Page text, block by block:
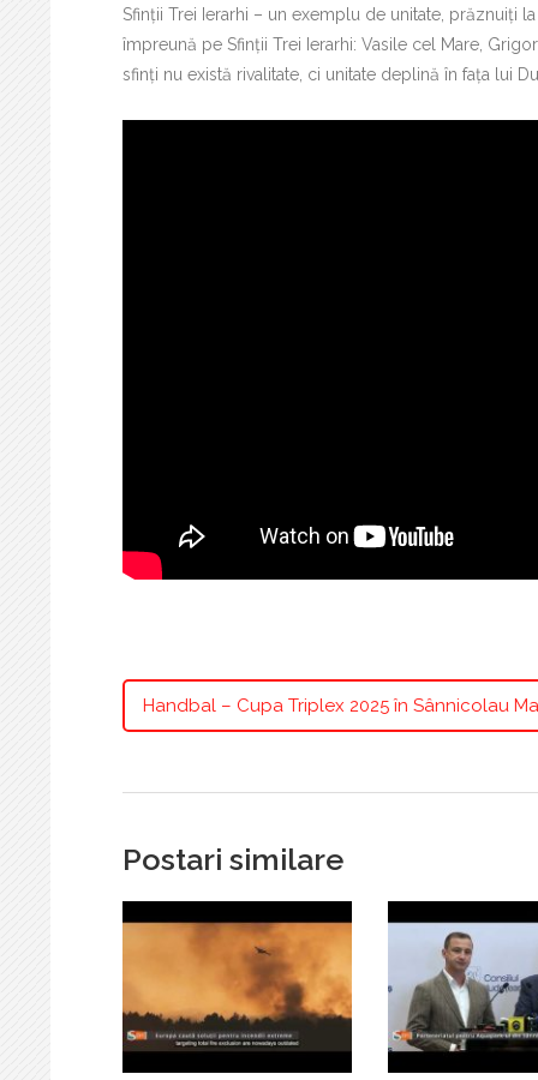
Sfinții Trei Ierarhi – un exemplu de unitate, prăznuiți
împreună pe Sfinții Trei Ierarhi: Vasile cel Mare,
sfinți nu există rivalitate, ci unitate deplină în fața lui
Handbal – Cupa Triplex 2025 în Sânnicolau
Postari similare